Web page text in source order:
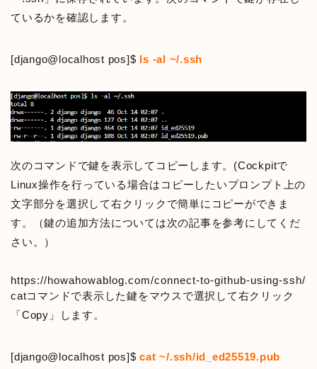
ているかを確認します。
[django@localhost pos]$ ls -al ~/.ssh
次のコマンドで鍵を表示してコピーします。(Cockpitで
Linux操作を行っている場合はコピーしたいプロンプト上の
文字部分を選択して右クリックで簡単にコピーができま
す。（鍵の追加方法については次の記事を参考にしてくだ
さい。）
https://howahowablog.com/connect-to-github-using-ssh/
catコマンドで表示した鍵をマウスで選択して右クリック
「Copy」します。
[django@localhost pos]$cat ~/.ssh/id_ed25519.pub